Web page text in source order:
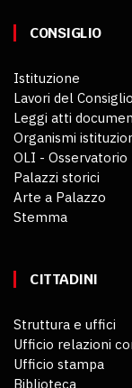
CONSIGLIO
Istituzione
Lavori del Consiglio
Leggi atti
Organismi
OLI -
Palazzi storici
Arte a Palazzo
Stemma
CITTADINI
Struttura e uffici
Ufficio relazioni
Ufficio stampa
Biblioteca